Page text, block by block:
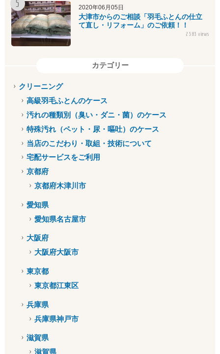
2020年06月05日
大津市からのご相談「羽毛ふとんの仕立
て直し・リフォーム」のご依頼！！
2383 views
カテゴリー
クリーニング
高級羽毛ふとんのケース
汚れの種類別（臭い・ダニ・菌）のケース
特殊汚れ（ペット・尿・嘔吐）のケース
当店のこだわり・取組・技術について
宅配サービスをご利用
京都府
京都府木津川市
愛知県
愛知県名古屋市
大阪府
大阪府大阪市
東京都
東京都江東区
兵庫県
兵庫県神戸市
滋賀県
滋賀県